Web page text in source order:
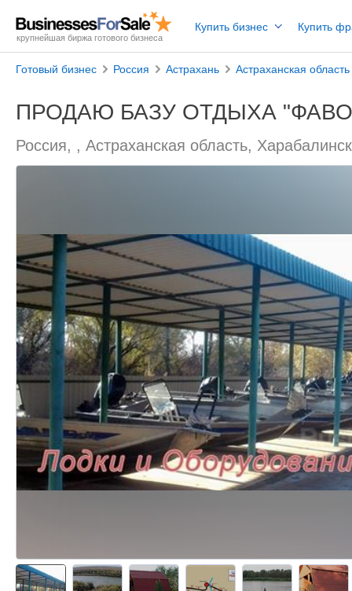
крупнейшая биржа готового бизнеса
Купить бизнес Купить
Готовый бизнес Россия Астрахань Астраханская область
ПРОДАЮ БАЗУ ОТДЫХА
Россия, , Астраханская область,